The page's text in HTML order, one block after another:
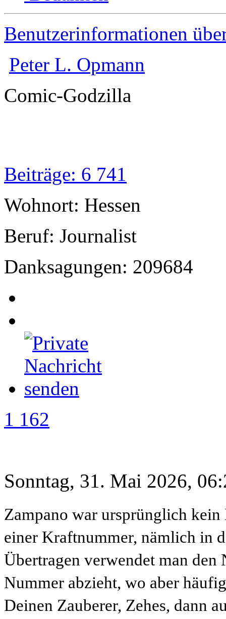
Benutzerinformationen
Peter L. Opmann
Comic-Godzilla
Beiträge: 6 741
Wohnort: Hessen
Beruf: Journalist
Danksagungen: 209684
1 162
Sonntag, 31. Mai 2026,
Zampano war ursprünglich
einer Kraftnummer, nämlich in
Übertragen verwendet man den
Nummer abzieht, wo aber
Deinen Zauberer, Zehes, dann